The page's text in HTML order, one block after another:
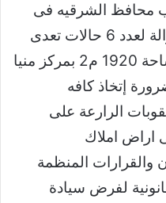
محافظ الشرقيه فى
بيان له انه تم تنفيذ قرارات إزالة لعدد 6 حالات تعدى
على اراضى املاك الدولة بمساحة 1920 م2 بمركز منيا
إتخاذ كافه
الرارعة على
اراض املاك
والقرارات المنظمة
لفرض سيادة